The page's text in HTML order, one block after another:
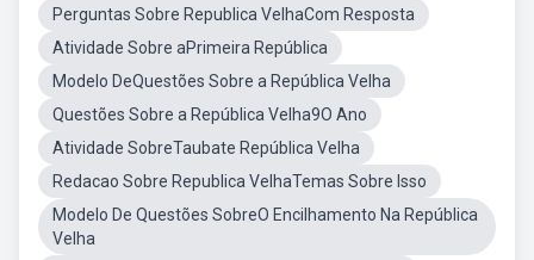
Perguntas Sobre Republica VelhaCom Resposta
Atividade Sobre aPrimeira República
Modelo DeQuestões Sobre a República Velha
Questões Sobre a República Velha9O Ano
Atividade SobreTaubate República Velha
Redacao Sobre Republica VelhaTemas Sobre Isso
Modelo De Questões SobreO Encilhamento Na República
Velha